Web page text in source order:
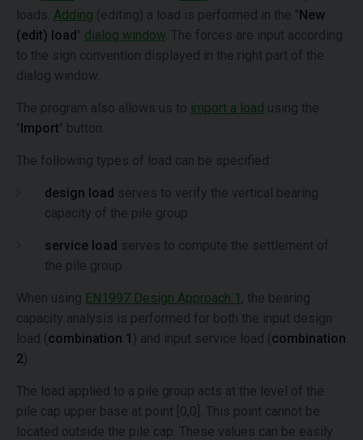
loads. Adding (editing) a load is performed in the "New
(edit) load" dialog window . The forces are input according
to the sign convention displayed in the right part of the
dialog window.
The program also allows us to import a load using the
"Import" button.
The following types of load can be specified:
design load serves to verify the vertical bearing
capacity of the pile group
service load serves to compute the settlement of
the pile group
When using EN1997 Design Approach 1 , the bearing
capacity analysis is performed for both the input design
load ( combination 1 ) and input service load ( combination
2).
The load applied to a pile group acts at the level of the
pile cap upper base at point [0,0]. This point cannot be
located outside the pile cap. These values can be easily